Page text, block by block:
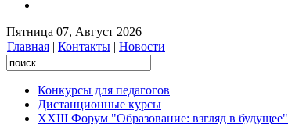
Пятница 07, Август 2026
Главная | Контакты | Новости
Конкурсы для педагогов
Дистанционные курсы
XXIII Форум "Образование: взгляд в будущее"